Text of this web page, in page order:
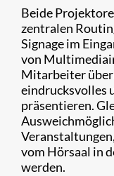
Beide
zentralen
Signage im
von
Mitarbeiter
eindrucksvolles
präsentieren.
vom Hörsaal in
werden.